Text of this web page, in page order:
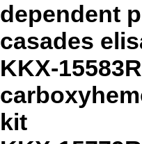
dependent
casades
KKX-15583R
kit